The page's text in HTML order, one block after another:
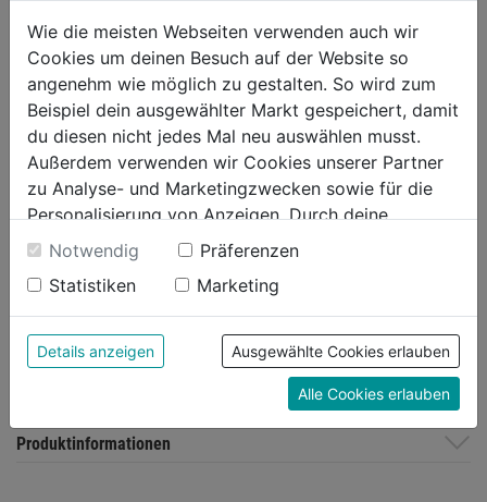
Technische Daten
Material
92% Polyamid, 8% Elastan
Taschen
Oberschenkeltasche mit
Reißverschluss, Beintasche
links mit Patte und verdecktem
Magnetknopf und
innenliegender Handytasche
Reißverschlusstasche;
Zollstocktasche mit Messer-
und Stifttasche
Gewicht/m²
230 g/m²
Produktinformationen
Wie die meisten Webseiten verwenden auch wir
Cookies um deinen Besuch auf der Website so
angenehm wie möglich zu gestalten. So wird zum
Beispiel dein ausgewählter Markt gespeichert, damit
du diesen nicht jedes Mal neu auswählen musst.
Außerdem verwenden wir Cookies unserer Partner
zu Analyse- und Marketingzwecken sowie für die
Personalisierung von Anzeigen. Durch deine
Einwilligung werden die Daten von Drittanbieter,
unter anderem auch in den USA, verarbeitet.
Durch Klick auf "Alle Cookies erlauben" stimmst du
der Verwendung aller Cookies zu. Unter "Details
anzeigen" findest du alle Infos zu den
unterschiedlichen Cookies, unter "Cookies
Konfigurieren" kannst du auswählen, welche Cookies
du zulassen möchtest und welche nicht.
Weitere Informationen findest du in unserer
Notwendig
Präferenzen
Statistiken
Marketing
Details anzeigen Ausgewählte Cookies erlauben
Alle Cookies erlauben